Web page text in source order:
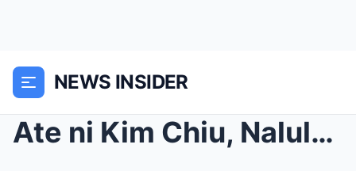
NEWS INSIDER
Ate ni Kim Chiu, Nalulong sa Pagsusugal? Milyon-Mi...